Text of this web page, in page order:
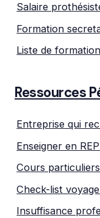
Salaire
Formation
Liste de
Ressources
Entreprise qui
Enseigner en
Cours
Check-list
Insuffisance